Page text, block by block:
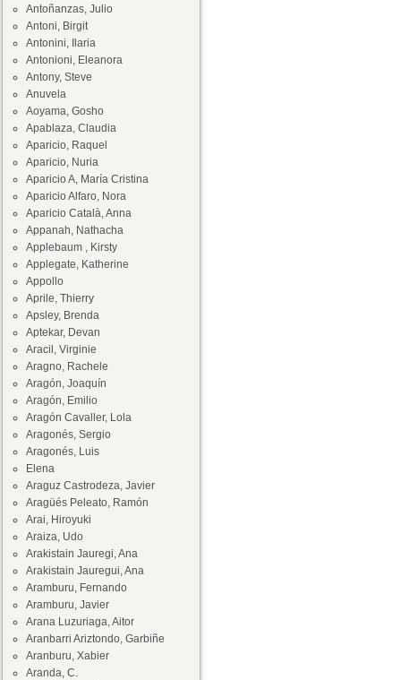
Antoñanzas, Julio
Antoni, Birgit
Antonini, Ilaria
Antonioni, Eleanora
Antony, Steve
Anuvela
Aoyama, Gosho
Apablaza, Claudia
Aparicio, Raquel
Aparicio, Nuria
Aparicio A, María Cristina
Aparicio Alfaro, Nora
Aparicio Català, Anna
Appanah, Nathacha
Applebaum , Kirsty
Applegate, Katherine
Appollo
Aprile, Thierry
Apsley, Brenda
Aptekar, Devan
Aracil, Virginie
Aragno, Rachele
Aragón, Joaquín
Aragón, Emilio
Aragón Cavaller, Lola
Aragonés, Sergio
Aragonés, Luis
Elena
Araguz Castrodeza, Javier
Aragüés Peleato, Ramón
Arai, Hiroyuki
Araiza, Udo
Arakistain Jauregi, Ana
Arakistain Jauregui, Ana
Aramburu, Fernando
Aramburu, Javier
Arana Luzuriaga, Aitor
Aranbarri Ariztondo, Garbiñe
Aranburu, Xabier
Aranda, C.